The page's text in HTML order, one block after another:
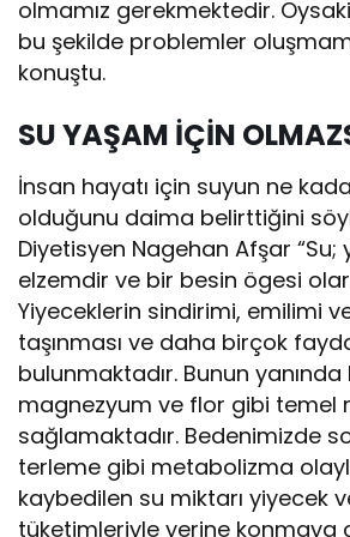
olmamız gerekmektedir.
bu şekilde problemler
konuştu.
SU YAŞAM İÇİN
İnsan hayatı için suyun ne
olduğunu daima belirttiğini
Diyetisyen Nagehan Afşar “Su;
elzemdir ve bir besin ögesi
Yiyeceklerin sindirimi, emilimi
taşınması ve daha birçok
bulunmaktadır. Bunun
magnezyum ve flor gibi temel
sağlamaktadır. Bedenimizde
terleme gibi metabolizma
kaybedilen su miktarı yiyecek
tüketimleriyle yerine konmaya